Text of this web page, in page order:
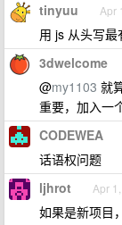
tinyuu Apr
用 js 从头写最
3dwelcome
@my1103 就
重要，加入一
CODEWEA
话语权问题
ljhrot Apr
如果是新项目